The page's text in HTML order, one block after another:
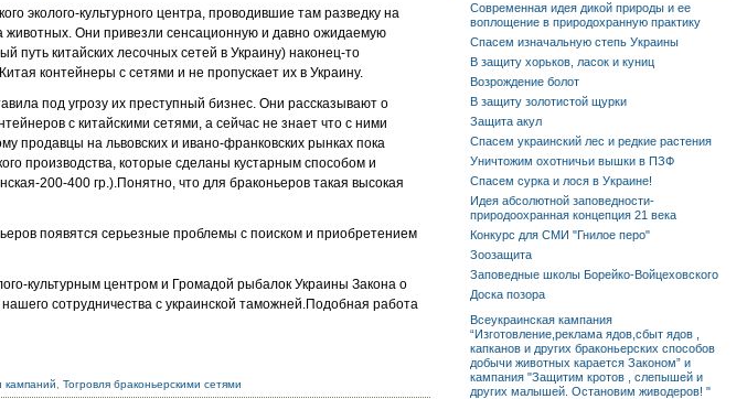
эколого-культурного центра, проводившие там разведку на
Они привезли сенсационную и давно ожидаемую
путь китайских лесочных сетей в Украину) наконец-то
контейнеры с сетями и не пропускает их в Украину.
под угрозу их преступный бизнес. Они рассказывают о
с китайскими сетями, а сейчас не знает что с ними
продавцы на львовских и ивано-франковских рынках пока
производства, которые сделаны кустарным способом и
200-400 гр.).Понятно, что для браконьеров такая высокая
появятся серьезные проблемы с поиском и приобретением
культурным центром и Громадой рыбалок Украины Закона о
сотрудничества с украинской таможней.Подобная работа
кампаний ,Тогровля браконьерскими сетями
Современная идея дикой природы и ее
воплощение в природохранную практику
Спасем изначальную степь Украины
В защиту хорьков, ласок и куниц
Возрождение болот
В защиту золотистой щурки
Защита акул
Спасем украинский лес и редкие растения
Уничтожим охотничьи вышки в ПЗФ
Спасем сурка и лося в Украине!
Идея абсолютной заповедности-
природоохранная концепция 21 века
Конкурс для СМИ "Гнилое перо"
Зоозащита
Заповедные школы Борейко-Войцеховского
Доска позора
Всеукраинская кампания
“Изготовление,реклама ядов,сбыт ядов ,
капканов и других браконьерских способов
добычи животных карается Законом” и
кампания "Защитим кротов , слепышей и
других малышей. Остановим живодеров! "